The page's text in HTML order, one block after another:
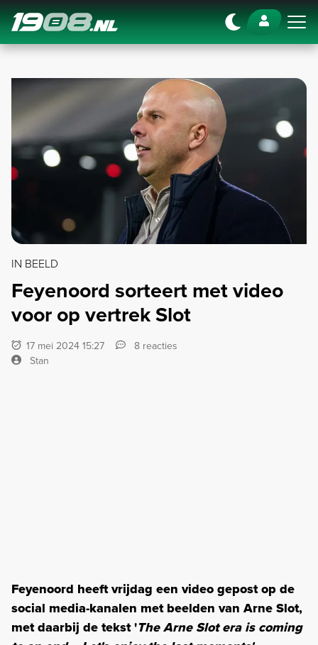
Navigation
IN BEELD
Feyenoord sorteert met video
voor op vertrek Slot
17 mei 2024 15:27
8 reacties
Stan
Feyenoord heeft vrijdag een video gepost op de
social media-kanalen met beelden van Arne Slot,
met daarbij de tekst 'The Arne Slot era is coming